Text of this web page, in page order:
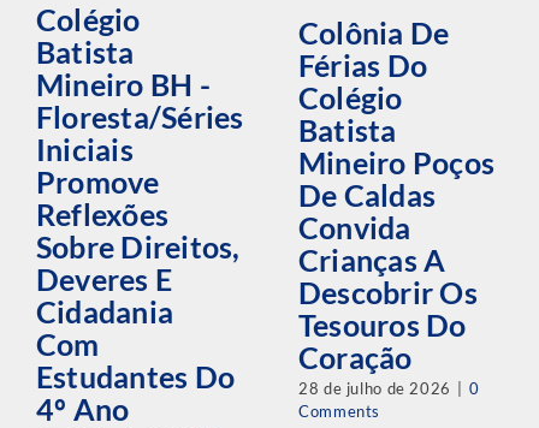
Colégio
Batista
Mineiro BH -
Floresta/Séries
Iniciais
Promove
Reflexões
Sobre Direitos,
Deveres E
Cidadania
Com
Estudantes Do
4º Ano
Colônia De
Férias Do
Colégio
Batista
Mineiro Poços
De Caldas
Convida
Crianças A
Descobrir Os
Tesouros Do
Coração
28 de julho de 2026
0
Comments